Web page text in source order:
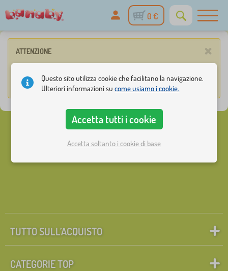
0 €
×
ATTENZIONE
Il prezzo minimo di un ordine è 6,00 €. Ti mancano ancora prodotti
per un totale di 6,00 €.
TUTTO SULL’ACQUISTO
CATEGORIE TOP
Questo sito utilizza cookie che facilitano la navigazione.
Ulteriori informazioni sucome usiamo i cookie.
Accetta tutti i cookie
Accetta soltanto i cookie di base